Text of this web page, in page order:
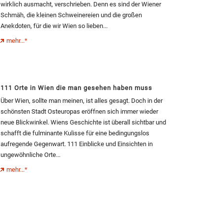
wirklich ausmacht, verschrieben. Denn es sind der Wiener
Schmäh, die kleinen Schweinereien und die großen
Anekdoten, für die wir Wien so lieben...
mehr...*
111 Orte in Wien die man gesehen haben muss
Über Wien, sollte man meinen, ist alles gesagt. Doch in der
schönsten Stadt Osteuropas eröffnen sich immer wieder
neue Blickwinkel. Wiens Geschichte ist überall sichtbar und
schafft die fulminante Kulisse für eine bedingungslos
aufregende Gegenwart. 111 Einblicke und Einsichten in
ungewöhnliche Orte...
mehr...*